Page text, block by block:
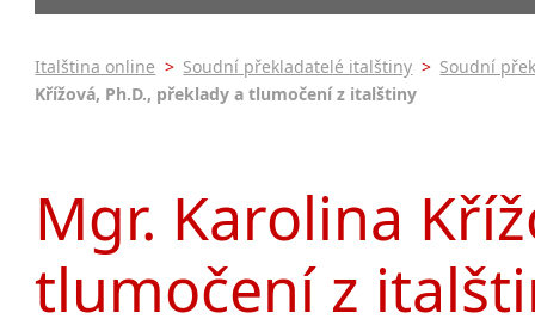
Praha 5
krajská města
Zlín
malá města podle abecedy
Brandýs nad Labem-Stará
Italština online > Soudní překladatelé italštiny > Soudní
Křížová, Ph.D., překlady a tlumočení z italštiny
Mgr. Karolina
tlumočení z